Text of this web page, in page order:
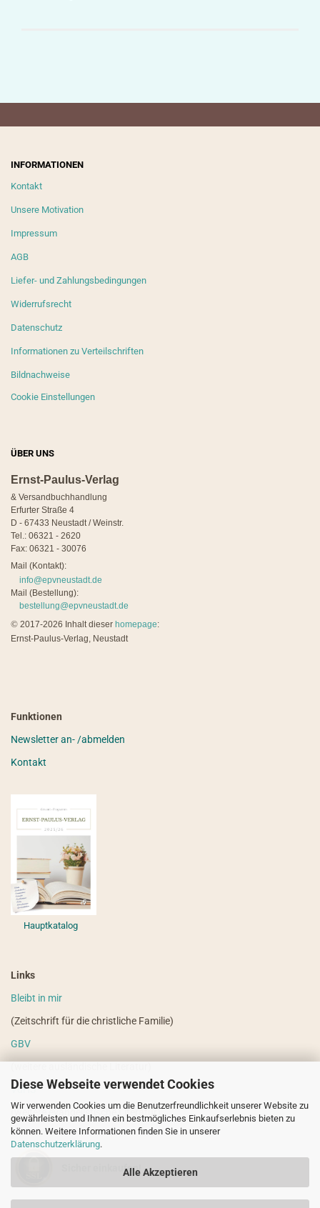
Diese Webseite verwendet Cookies
Wir verwenden Cookies um die Benutzerfreundlichkeit unserer Website zu
gewährleisten und Ihnen ein bestmögliches Einkaufserlebnis bieten zu
können. Weitere Informationen finden Sie in unserer
Datenschutzerklärung.
Alle Akzeptieren
INFORMATIONEN
Kontakt
Unsere Motivation
Impressum
AGB
Liefer- und Zahlungsbedingungen
Widerrufsrecht
Datenschutz
Informationen zu Verteilschriften
Bildnachweise
Cookie Einstellungen
ÜBER UNS
Ernst-Paulus-Verlag
& Versandbuchhandlung
Erfurter Straße 4
D - 67433 Neustadt / Weinstr.
Tel.: 06321 - 2620
Fax: 06321 - 30076
Mail (Kontakt):
info@epvneustadt.de
Mail (Bestellung):
bestellung@epvneustadt.de
© 2017-2026 Inhalt dieser homepage:
Ernst-Paulus-Verlag, Neustadt
Funktionen
Newsletter an- /abmelden
Kontakt
Hauptkatalog
Links
Bleibt in mir
(Zeitschrift für die christliche Familie)
GBV
VdHS
(weitere evangelistische Literatur)
Sicher einkaufen!